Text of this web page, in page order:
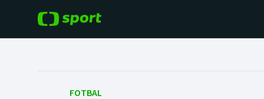
FOTBAL